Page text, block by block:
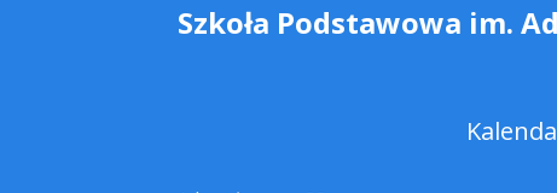
Szkoła Podstawowa im.